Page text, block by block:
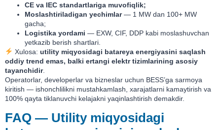
CE va IEC standartlariga muvofiqlik;
Moslashtiriladigan yechimlar— 1 MW dan 100+ MW
gacha;
Logistika yordami — EXW, CIF, DDP kabi moslashuvchan
yetkazib berish shartlari.
Xulosa: utility miqyosidagi batareya energiyasini saqlash
oddiy trend emas, balki ertangi elektr tizimlarining asosiy
tayanchidir.
Operatorlar, developerlar va bizneslar uchun BESS’ga sarmoya
kiritish — ishonchlilikni mustahkamlash, xarajatlarni kamaytirish va
100% qayta tiklanuvchi kelajakni yaqinlashtirish demakdir.
FAQ — Utility miqyosidagi